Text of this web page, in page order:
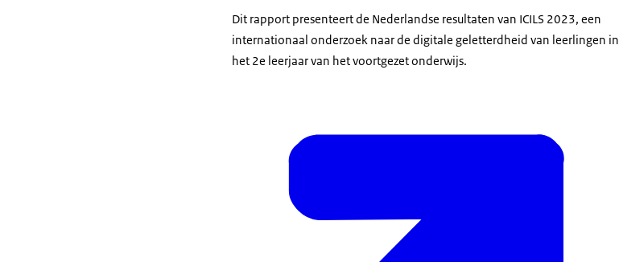
Dit rapport presenteert de Nederlandse resultaten van ICILS 2023, een
internationaal onderzoek naar de digitale geletterdheid van leerlingen in
het 2e leerjaar van het voortgezet onderwijs.